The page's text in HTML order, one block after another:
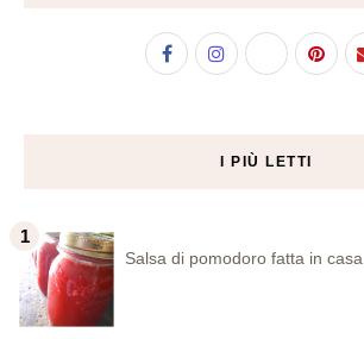
I PIÙ LETTI
Salsa di pomodoro fatta in casa